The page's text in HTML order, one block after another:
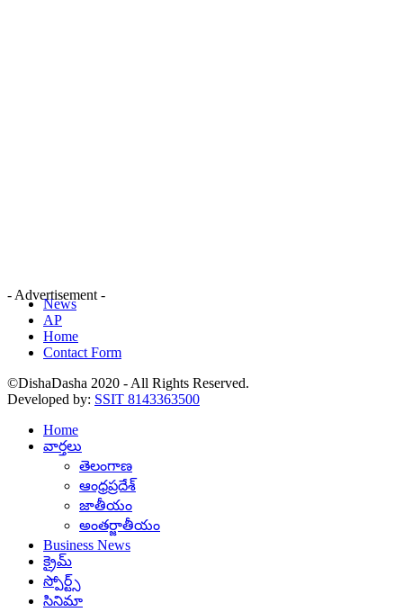
- Advertisement -
News
AP
Home
Contact Form
©DishaDasha 2020 - All Rights Reserved.
Developed by: SSIT 8143363500
Home
వార్తలు
తెలంగాణ
ఆంధ్రప్రదేశ్
జాతీయం
అంతర్జాతీయం
Business News
క్రైమ్
స్పోర్ట్స్
సినిమా